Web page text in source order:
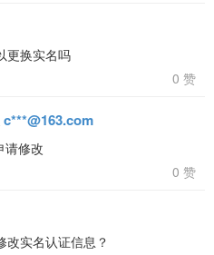
更换实名吗
0 赞
c***@163.com
请修改
0 赞
改实名认证信息？